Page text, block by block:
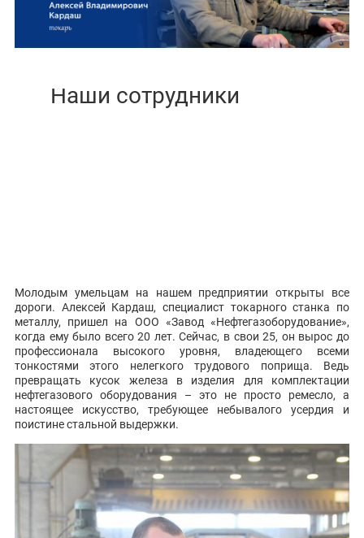
Молодым умельцам на нашем предприятии открыты все
дороги. Алексей Кардаш, специалист токарного станка по
металлу, пришел на ООО «Завод «Нефтегазоборудование»,
когда ему было всего 20 лет. Сейчас, в свои 25, он вырос до
профессионала высокого уровня, владеющего всеми
тонкостями этого нелегкого трудового поприща. Ведь
превращать кусок железа в изделия для комплектации
нефтегазового оборудования – это не просто ремесло, а
настоящее искусство, требующее небывалого усердия и
поистине стальной выдержки.